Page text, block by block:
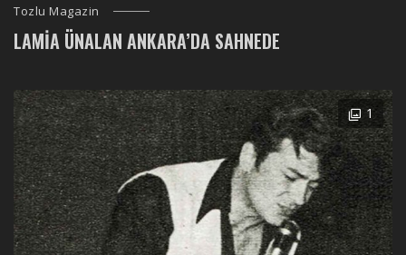
Tozlu Magazin
LAMIA ÜNALAN ANKARA’DA SAHNEDE
1